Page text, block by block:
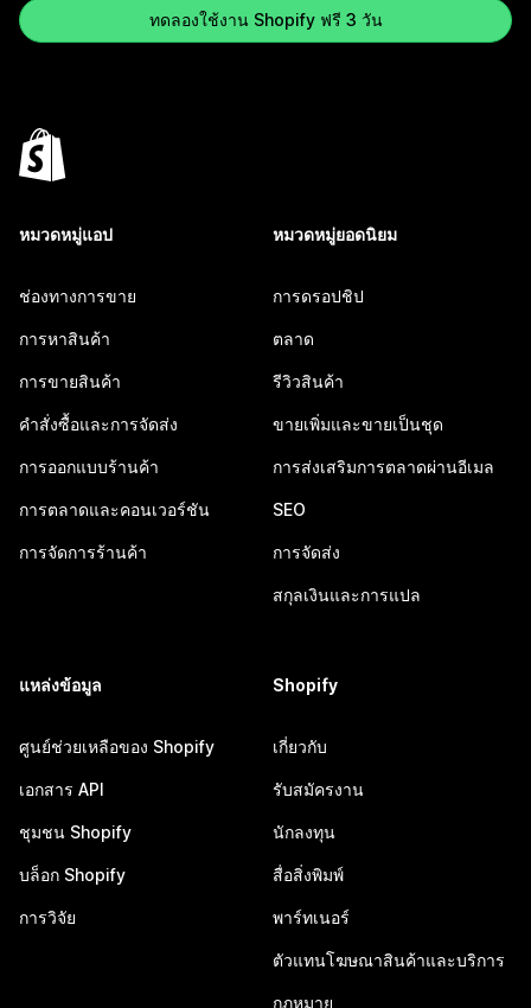
ทดลองใช้งาน Shopify ฟรี 3 วัน
หมวดหมู่แอป
ช่องทางการขาย
การหาสินค้า
การขายสินค้า
คำสั่งซื้อและการจัดส่ง
การออกแบบร้านค้า
การตลาดและคอนเวอร์ชัน
การจัดการร้านค้า
หมวดหมู่ยอดนิยม
การดรอปชิป
ตลาด
รีวิวสินค้า
ขายเพิ่มและขายเป็นชุด
การส่งเสริมการตลาดผ่านอีเมล
SEO
การจัดส่ง
สกุลเงินและการแปล
แหล่งข้อมูล
ศูนย์ช่วยเหลือของ Shopify
เอกสาร API
ชุมชน Shopify
บล็อก Shopify
การวิจัย
Shopify
เกี่ยวกับ
รับสมัครงาน
นักลงทุน
สื่อสิ่งพิมพ์
พาร์ทเนอร์
ตัวแทนโฆษณาสินค้าและบริการ
กฎหมาย